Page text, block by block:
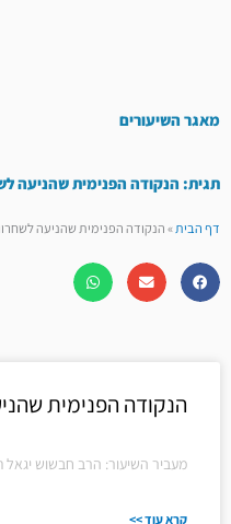
מאגר השיעורים
תגית: הנקודה הפנימית שהניעה
דף הבית»הנקודה הפנימית שהניעה
הנקודה הפנימית
מעביר השיעור: הרב חבשוש יגאל
קרא עוד >>